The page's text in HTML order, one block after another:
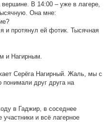
В 14:00 – уже в лагере,
Она мне:
и протянул ей фотик. Тысячная
и Нагирным.
Серёга Нагирный. Жаль, мы с
понимали друг друга на
в Гаджир, в соседнее
и всё лагерное